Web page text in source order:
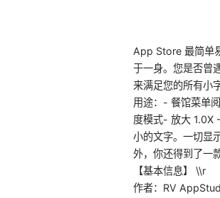
App Store 最简单
于一身。您是否曾
来满足您的所有小
用途：- 餐馆菜单
度模式- 放大 1.0X
小的文字。一切显
外，你还得到了一
【基本信息】 \\r
作者：RV